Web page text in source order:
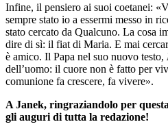
Infine, il pensiero ai suoi coetanei:
sempre stato io a essermi messo in
stato cercato da Qualcuno. La cosa
dire di sì: il fiat di Maria. E mai
è amico. Il Papa nel suo nuovo testo,
dell’uomo: il cuore non è fatto per
comunione fa crescere, fa vivere».
A Janek, ringraziandolo per
gli auguri di tutta la redazione!